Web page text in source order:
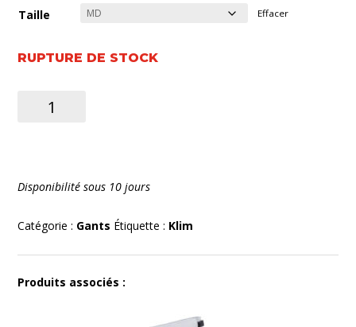
Taille Effacer
RUPTURE DE STOCK
quantité
Disponibilité sous 10 jours
Catégorie : Gants Étiquette : Klim
Produits associés :